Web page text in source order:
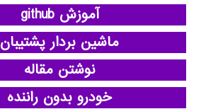
آموزش github
ماشین بردار پشتیبان
نوشتن مقاله
خودرو بدون راننده